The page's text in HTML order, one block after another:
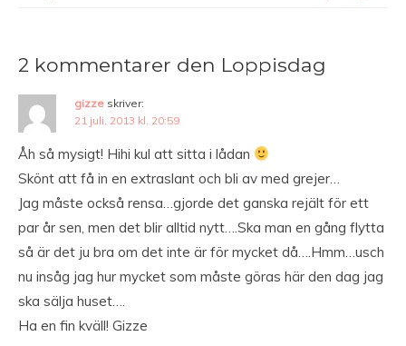
2 kommentarer den Loppisdag
gizze skriver:
21 juli, 2013 kl. 20:59
Åh så mysigt! Hihi kul att sitta i lådan
Skönt att få in en extraslant och bli av med grejer…
Jag måste också rensa…gjorde det ganska rejält för ett
par år sen, men det blir alltid nytt….Ska man en gång flytta
så är det ju bra om det inte är för mycket då….Hmm…usch
nu insåg jag hur mycket som måste göras här den dag jag
ska sälja huset….
Ha en fin kväll! Gizze